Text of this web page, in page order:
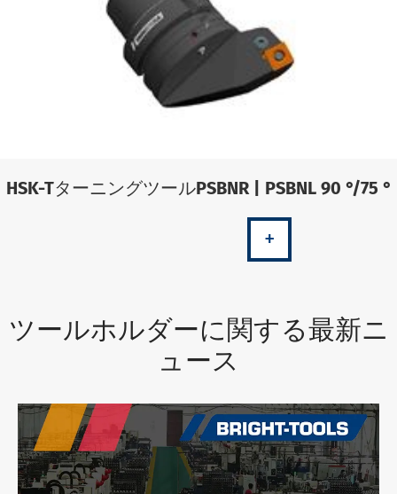
HSK-TターニングツールPSBNR | PSBNL 90 °/75 °
+
ツールホルダーに関する最新ニ
ュース